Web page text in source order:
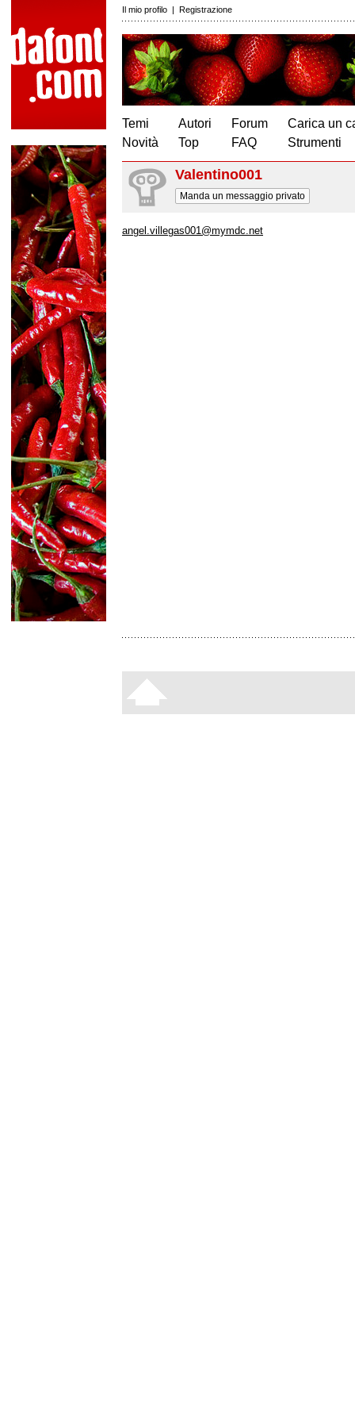
Il mio profilo | Registrazione
Temi
Novità
Autori
Top
Forum
FAQ
Carica un
Strumenti
Valentino001
Manda un messaggio privato
angel.villegas001@mymdc.net